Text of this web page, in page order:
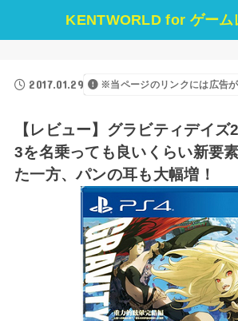
KENTWORLD for ゲーム
2017.01.29 ※当ページのリンクには広告が
【レビュー】グラビティデイズ
3を名乗っても良いくらい新要
た一方、パンの耳も大幅増！